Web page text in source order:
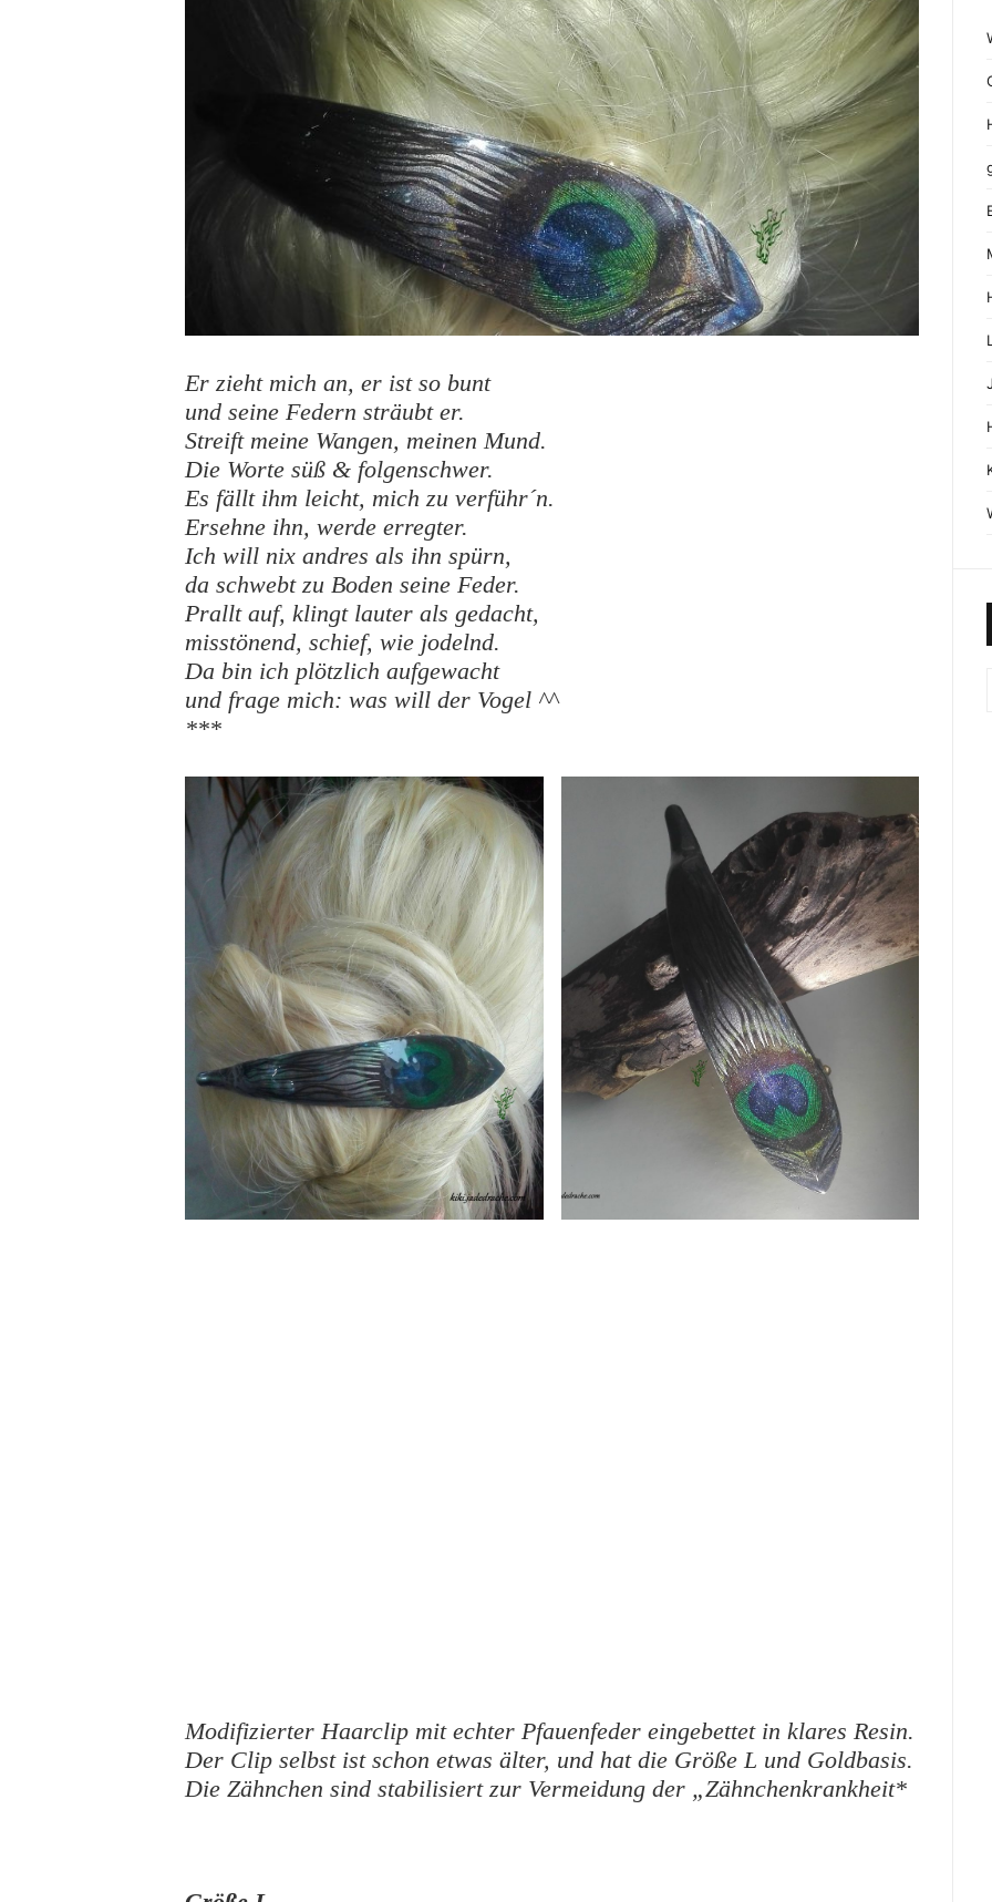
Er zieht mich an, er ist so bunt
und seine Federn sträubt er.
Streift meine Wangen, meinen Mund.
Die Worte süß & folgenschwer.
Es fällt ihm leicht, mich zu verführ´n.
Ersehne ihn, werde erregter.
Ich will nix andres als ihn spürn,
da schwebt zu Boden seine Feder.
Prallt auf, klingt lauter als gedacht,
misstönend, schief, wie jodelnd.
Da bin ich plötzlich aufgewacht
und frage mich: was will der Vogel ^^
***
Modifizierter Haarclip mit echter Pfauenfeder eingebettet in klares Resin.
Der Clip selbst ist schon etwas älter, und hat die Größe L und Goldbasis.
Die Zähnchen sind stabilisiert zur Vermeidung der „Zähnchenkrankheit*